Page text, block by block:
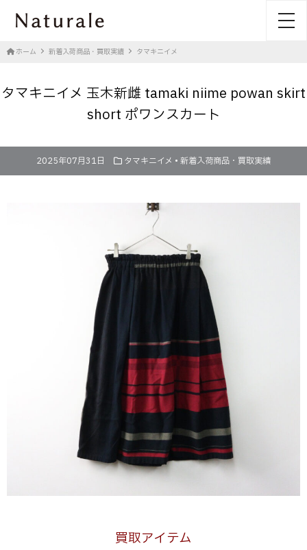
ホーム 新着入荷商品・買取実績 タマキニイメ
タマキニイメ 玉木新雌 tamaki niime powan skirt
short ポワンスカート
2025年07月31日 タマキニイメ • 新着入荷商品・買取実績
買取アイテム